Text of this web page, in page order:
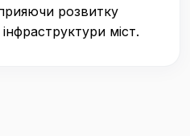
розвитку
міст.